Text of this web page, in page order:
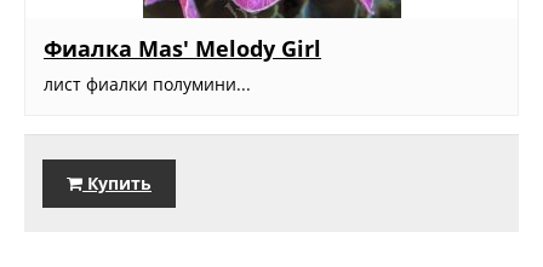
Фиалка Mas' Melody Girl
лист фиалки полумини...
Купить